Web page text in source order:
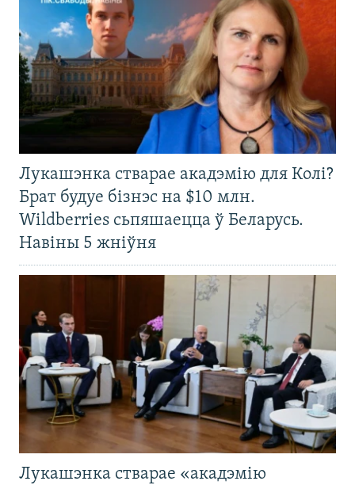
Лукашэнка стварае акадэмію для Колі?
Брат будуе бізнэс на $10 млн.
Wildberries сьпяшаецца ў Беларусь.
Навіны 5 жніўня
Лукашэнка стварае «акадэмію